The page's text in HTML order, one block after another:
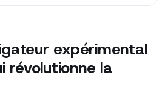
expérimental
révolutionne la